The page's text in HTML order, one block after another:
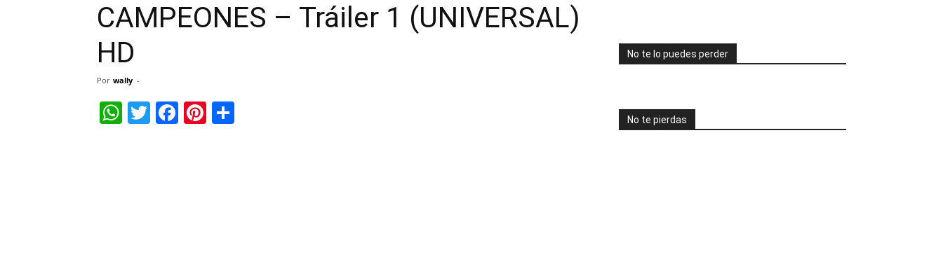
CAMPEONES – Tráiler 1 (UNIVERSAL)
HD
Por wally -
WhatsApp
Twitter
Facebook
Pinterest
No te lo puedes perder
No te pierdas